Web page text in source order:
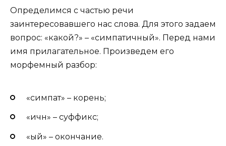
Определимся с частью речи
заинтересовавшего нас слова. Для этого задаем
вопрос: «какой?» – «симпатичный». Перед нами
имя прилагательное. Произведем его
морфемный разбор:
«симпат» – корень;
«ичн» – суффикс;
«ый» – окончание.